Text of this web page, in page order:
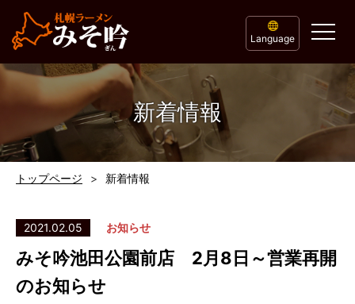
Language
新着情報
トップページ 新着情報
2021.02.05 お知らせ
みそ吟池田公園前店 2月8日～営業再開
のお知らせ